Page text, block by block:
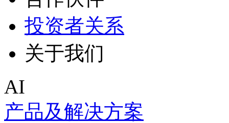
投资者关系
关于我们
AI
产品及解决方案